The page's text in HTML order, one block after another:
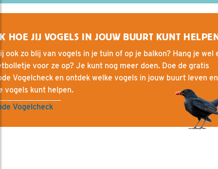
HOE JIJ VOGELS IN JOUW BUURT KUNT
ook zo blij van vogels in je tuin of op je balkon? Hang je wel
voor ze op? Je kunt nog meer doen. Doe de gratis
Vogelcheck en ontdek welke vogels in jouw buurt leven
vogels kunt helpen.
Vogelcheck